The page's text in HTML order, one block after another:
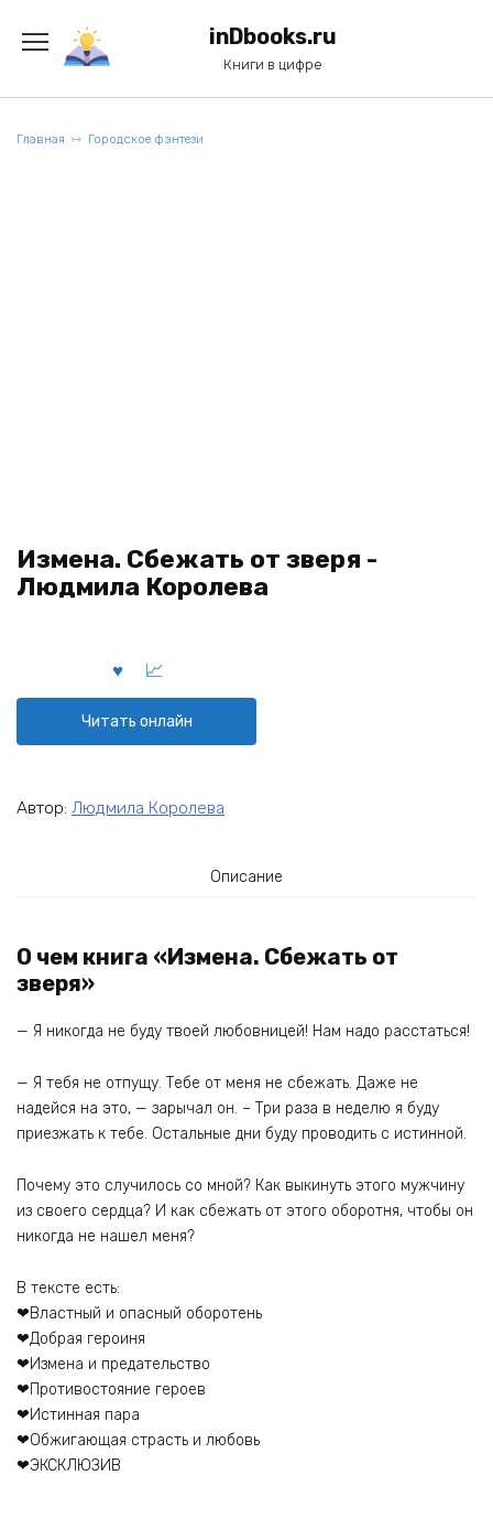
содержанию
inDbooks.ru
Книги в цифре
Главная Городское фэнтези
Измена. Сбежать от зверя -
Людмила Королева
Читать онлайн
Автор: Людмила Королева
Описание
О чем книга «Измена. Сбежать от
зверя»
— Я никогда не буду твоей любовницей! Нам надо расстаться!
— Я тебя не отпущу. Тебе от меня не сбежать. Даже не
надейся на это, — зарычал он. – Три раза в неделю я буду
приезжать к тебе. Остальные дни буду проводить с истинной.
Почему это случилось со мной? Как выкинуть этого мужчину
из своего сердца? И как сбежать от этого оборотня, чтобы он
никогда не нашел меня?
В тексте есть:
❤Властный и опасный оборотень
❤Добрая героиня
❤Измена и предательство
❤Противостояние героев
❤Истинная пара
❤Обжигающая страсть и любовь
❤ЭКСКЛЮЗИВ